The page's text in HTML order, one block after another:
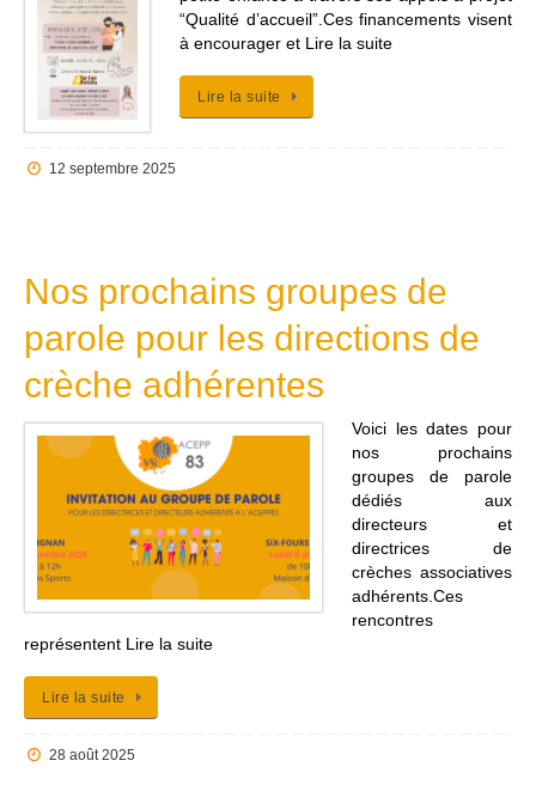
“Qualité d’accueil”.Ces financements visent
à encourager et Lire la suite
Lire la suite
12 septembre 2025
Nos prochains groupes de
parole pour les directions de
crèche adhérentes
Voici les dates pour
nos prochains
groupes de parole
dédiés aux
directeurs et
directrices de
crèches associatives
adhérents.Ces
rencontres
représentent Lire la suite
Lire la suite
28 août 2025